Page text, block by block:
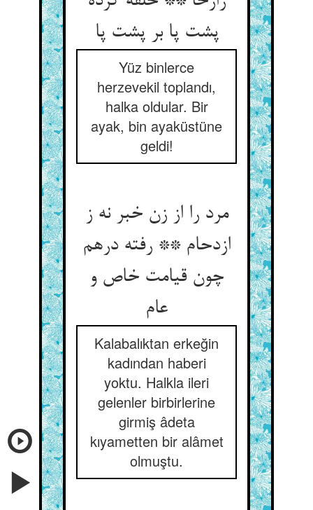
پشت پا بر پشت پا
Yüz binlerce
herzevekil toplandı,
halka oldular. Bir
ayak, bin ayaküstüne
geldi!
مرد را از زن خبر نه ز
ازدحام ** رفته درهم
چون قیامت خاص و
عام
Kalabalıktan erkeğin
kadından haberi
yoktu. Halkla ileri
gelenler birbirlerine
girmiş âdeta
kıyametten bir alâmet
olmuştu.